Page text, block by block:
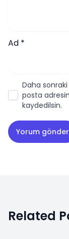
Ad *
Daha
posta
kaydedilsin.
Related